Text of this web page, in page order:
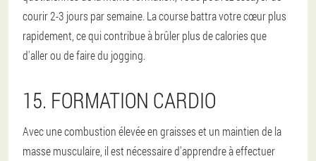
courir 2-3 jours par semaine. La course battra votre cœur plus
rapidement, ce qui contribue à brûler plus de calories que
d'aller ou de faire du jogging.
15. FORMATION CARDIO
Avec une combustion élevée en graisses et un maintien de la
masse musculaire, il est nécessaire d'apprendre à effectuer